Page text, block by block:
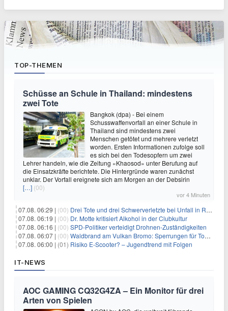
TOP-THEMEN
Schüsse an Schule in Thailand: mindestens
zwei Tote
Bangkok (dpa) - Bei einem
Schusswaffenvorfall an einer Schule in
Thailand sind mindestens zwei
Menschen getötet und mehrere verletzt
worden. Ersten Informationen zufolge soll
es sich bei den Todesopfern um zwei
Lehrer handeln, wie die Zeitung «Khaosod» unter Berufung auf
die Einsatzkräfte berichtete. Die Hintergründe waren zunächst
unklar. Der Vorfall ereignete sich am Morgen an der Debsirin
[…] (00)
vor 4 Minuten
07.08. 06:29 | (00) Drei Tote und drei Schwerverletzte bei Unfall in Rheinland-Pfalz
07.08. 06:19 | (00) Dr. Motte kritisiert Alkohol in der Clubkultur
07.08. 06:16 | (00) SPD-Politiker verteidigt Drohnen-Zuständigkeiten
07.08. 06:07 | (00) Waldbrand am Vulkan Bromo: Sperrungen für Touristen
07.08. 06:00 | (01) Risiko E-Scooter? – Jugendtrend mit Folgen
IT-NEWS
AOC GAMING CQ32G4ZA – Ein Monitor für drei
Arten von Spielen